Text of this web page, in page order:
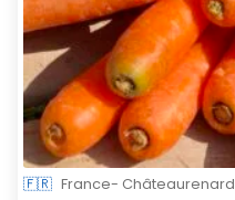
🇫🇷 France- Châteaurenard